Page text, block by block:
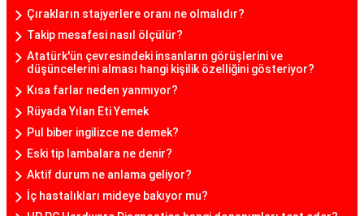
Çırakların stajyerlere oranı ne olmalıdır?
Takip mesafesi nasıl ölçülür?
Atatürk'ün çevresindeki insanların görüşlerini ve
düşüncelerini alması hangi kişilik özelliğini gösteriyor?
Kısa farlar neden yanmıyor?
Rüyada Yılan Eti Yemek
Pul biber ingilizce ne demek?
Eski tip lambalara ne denir?
Aktif durum ne anlama geliyor?
İç hastalıkları mideye bakıyor mu?